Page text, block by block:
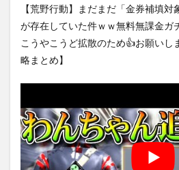
【荒野行動】まだまだ「金券補填対
が存在していた件ｗｗ無料無課金ガ
こうやこうど拡散のため👍お願いし
略まとめ】